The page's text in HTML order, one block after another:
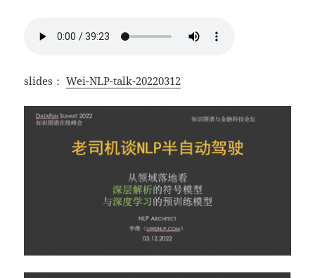
slides：Wei-NLP-talk-20220312